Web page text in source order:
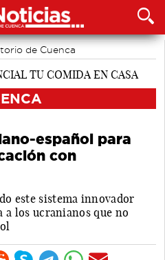
de Cuenca
español para
con
este sistema innovador
a los ucranianos que no